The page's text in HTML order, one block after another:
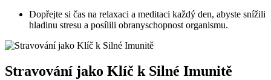
Dopřejte si čas na relaxaci a meditaci každý den, abyste snížili
hladinu stresu a posílili obranyschopnost organismu.
Stravování jako Klíč k Silné Imunitě